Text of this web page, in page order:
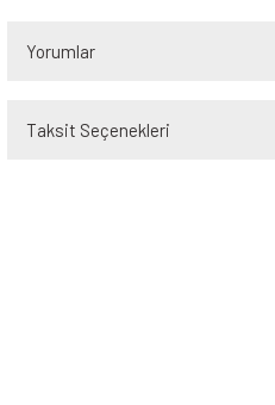
Yorumlar
Taksit Seçenekleri